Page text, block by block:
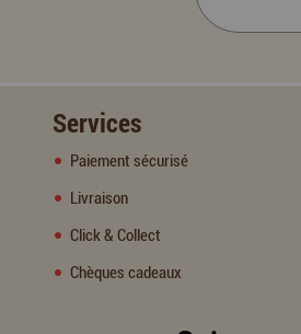
Services
Paiement sécurisé
Livraison
Click & Collect
Chèques cadeaux